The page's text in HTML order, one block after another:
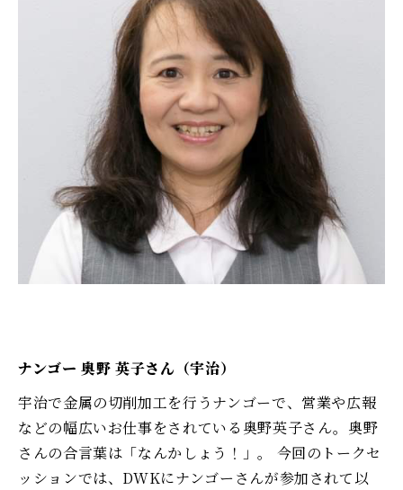
ナンゴー 奥野 英子さん（宇治）
宇治で金属の切削加工を行うナンゴーで、営業や広報
などの幅広いお仕事をされている奥野英子さん。奥野
さんの合言葉は「なんかしょう！」。 今回のトークセ
ッションでは、DWKにナンゴーさんが参加されて以